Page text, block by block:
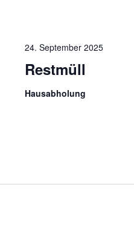
Restmüll
24. September 2025
Hausabholung